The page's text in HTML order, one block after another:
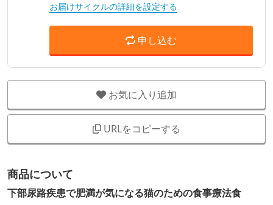
お届けサイクルの詳細を設定する
申し込む
お気に入り追加
URLをコピーする
商品について
下部尿路疾患で肥満が気になる猫のための食事療法食